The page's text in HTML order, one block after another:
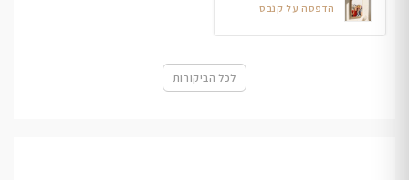
הדפסה על קנבס
לכל הביקורות